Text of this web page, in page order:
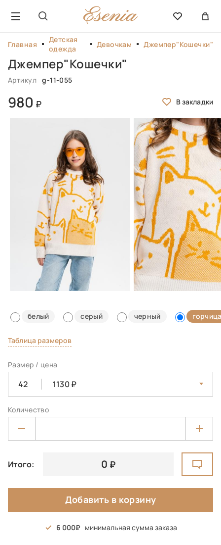
Главная
Детская
одежда
Девочкам Джемпер"Кошечки"
Джемпер"Кошечки"
Артикул g-11-055
980
белый серый черный
Таблица размеров
Размер / цена
42 1130
Количество
Итого: 0
Добавить в корзину
6 000 минимальная сумма заказа